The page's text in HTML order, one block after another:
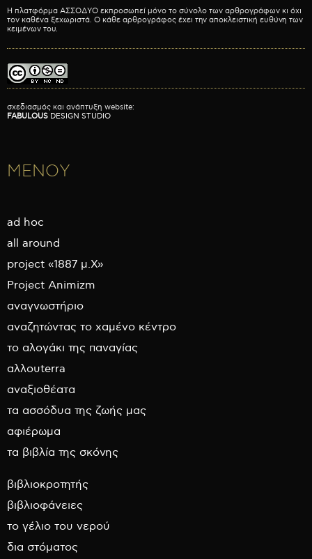
Η πλατφόρμα ΑΣΣΟΔΥΟ εκπροσωπεί μόνο το σύνολο των αρθρογράφων κι όχι
τον καθένα ξεχωριστά. Ο κάθε αρθρογράφος έχει την αποκλειστική ευθύνη των
κειμένων του.
σχεδιασμός και ανάπτυξη website:
FABULOUS DESIGN STUDIO
ΜΕΝΟΥ
ad hoc
all around
project «1887 μ.Χ»
Project Animizm
αναγνωστήριο
αναζητώντας το χαμένο κέντρο
το αλογάκι της παναγίας
αλλουterra
αναξιοθέατα
τα ασσόδυα της ζωής μας
αφιέρωμα
τα βιβλία της σκόνης
βιβλιοκροτητής
βιβλιοφάνειες
το γέλιο του νερού
δια στόματος